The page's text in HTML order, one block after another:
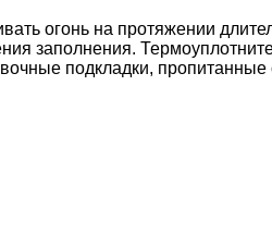
огонь на протяжении
заполнения.
подкладки,